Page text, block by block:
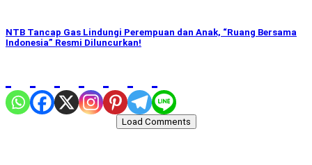
NTB Tancap Gas Lindungi Perempuan dan Anak, “Ruang Bersama
Indonesia” Resmi Diluncurkan!
Load Comments